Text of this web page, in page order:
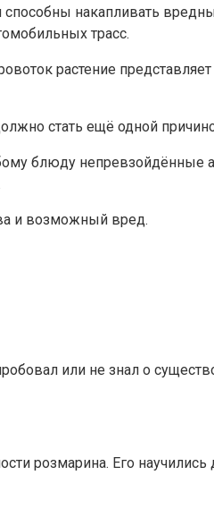
способны накапливать
трасс.
растение
стать ещё одной
блюду непревзойдённые
и возможный вред.
или не знал о
розмарина. Его